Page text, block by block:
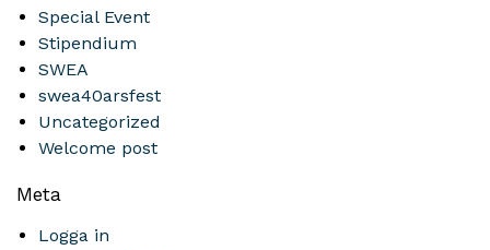
Special Event
Stipendium
SWEA
swea40arsfest
Uncategorized
Welcome post
Meta
Logga in